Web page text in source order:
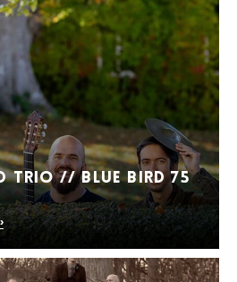
Trio // Blue Bird 75